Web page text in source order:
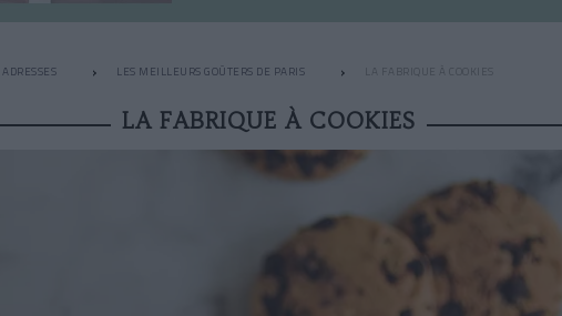
LES MEILLEURS GOÛTERS DE PARIS LA FABRIQUE À COOKIES
LA FABRIQUE À COOKIES